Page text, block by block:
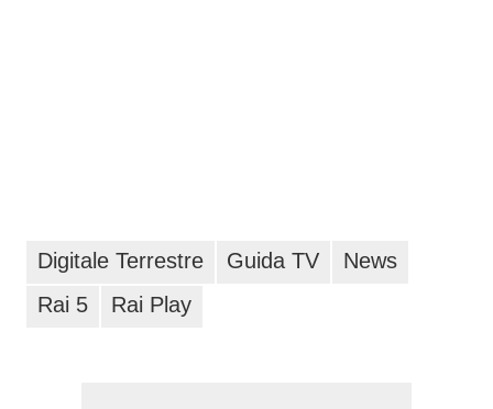
Digitale Terrestre Guida TV
News
Rai 5
Rai Play